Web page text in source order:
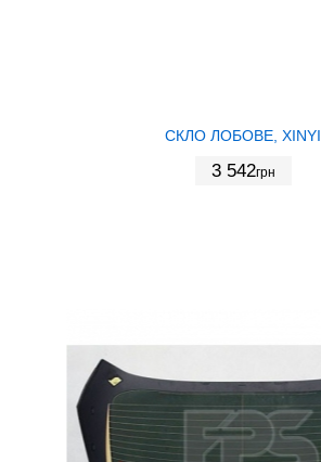
СКЛО ЛОБОВЕ, XINYI
3 542грн